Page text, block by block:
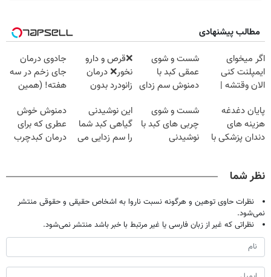
مطالب پیشنهادی
اگر میخوای
ایمپلنت کنی
الان وقتشه |
میلیون تومان!!!
شست و شوی
عمقی کبد با
دمنوش سم زدای
❌قرص‌ و دارو
نخور❌ درمان
زانودرد بدون
جادوی درمان
جای زخم در سه
هفته! (همین
صحبت کنید)
پایان دغدغه
هزینه های
دندان پزشکی با
شست و شوی
چربی های کبد با
نوشیدنی
این نوشیدنی
گیاهی کبد شما
را سم زدایی می
دمنوش خوش
عطری که برای
درمان کبدچرب
نظر شما
نظرات حاوی توهین و هرگونه نسبت ناروا به اشخاص حقیقی و حقوقی منتشر
نمی‌شود.
نظراتی که غیر از زبان فارسی یا غیر مرتبط با خبر باشد منتشر نمی‌شود.